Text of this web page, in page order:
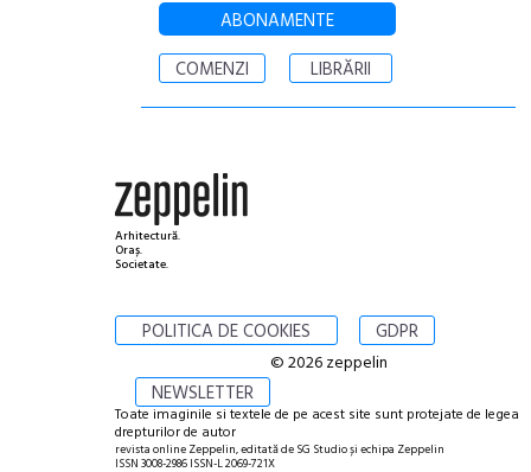
ABONAMENTE
COMENZI
LIBRĂRII
Arhitectură.
Oraș.
Societate.
POLITICA DE COOKIES GDPR
NEWSLETTER
© 2026 zeppelin
Toate imaginile si textele de pe acest site sunt protejate de legea
drepturilor de autor
revista online Zeppelin, editată de SG Studio și echipa Zeppelin
ISSN 3008-2986 ISSN-L 2069-721X